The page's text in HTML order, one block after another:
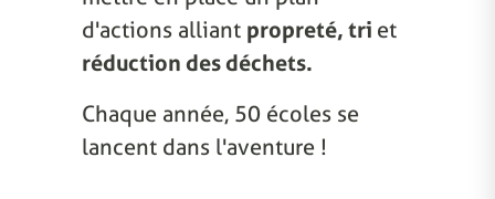
d'actions alliant propreté, tri et
réduction des déchets.
Chaque année, 50 écoles se
lancent dans l'aventure !